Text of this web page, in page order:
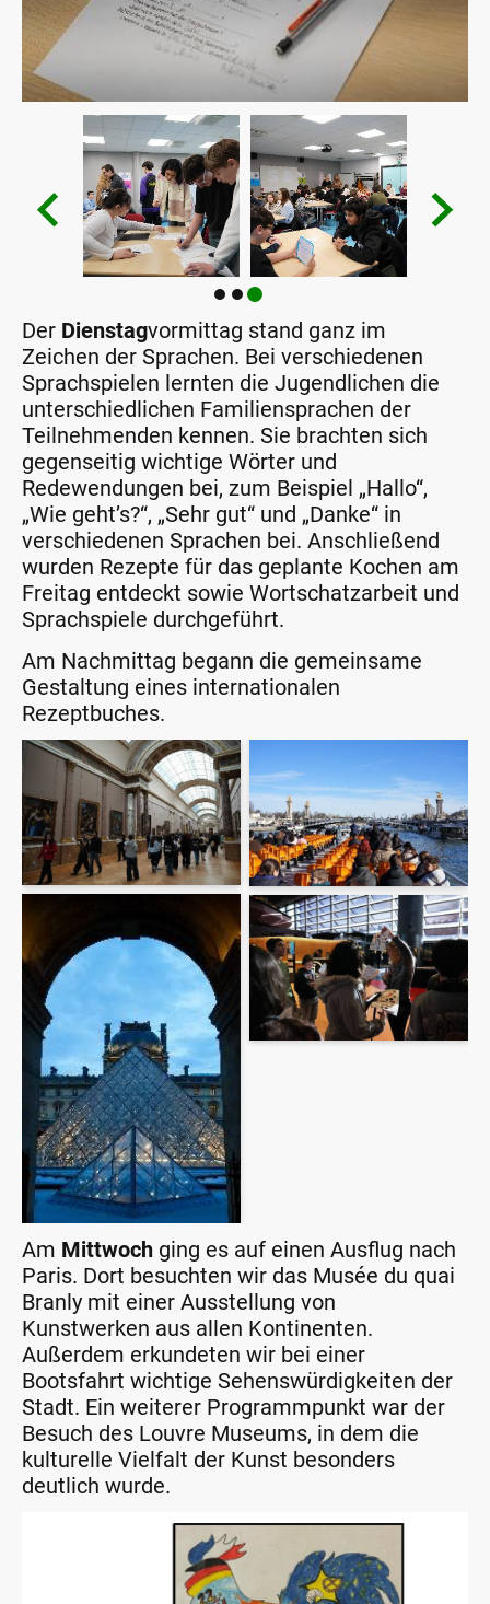
Der Dienstagvormittag stand ganz im
Zeichen der Sprachen. Bei verschiedenen
Sprachspielen lernten die Jugendlichen die
unterschiedlichen Familiensprachen der
Teilnehmenden kennen. Sie brachten sich
gegenseitig wichtige Wörter und
Redewendungen bei, zum Beispiel „Hallo“,
„Wie geht’s?“, „Sehr gut“ und „Danke“ in
verschiedenen Sprachen bei. Anschließend
wurden Rezepte für das geplante Kochen am
Freitag entdeckt sowie Wortschatzarbeit und
Sprachspiele durchgeführt.
Am Nachmittag begann die gemeinsame
Gestaltung eines internationalen
Rezeptbuches.
Am Mittwoch ging es auf einen Ausflug nach
Paris. Dort besuchten wir das Musée du quai
Branly mit einer Ausstellung von
Kunstwerken aus allen Kontinenten.
Außerdem erkundeten wir bei einer
Bootsfahrt wichtige Sehenswürdigkeiten der
Stadt. Ein weiterer Programmpunkt war der
Besuch des Louvre Museums, in dem die
kulturelle Vielfalt der Kunst besonders
deutlich wurde.